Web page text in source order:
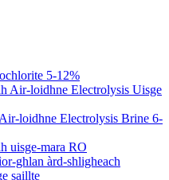
5-12%
Air-loidhne Electrolysis Uisge
loidhne Electrolysis Brine 6-
uisge-mara RO
ghlan àrd-shligheach
saillte